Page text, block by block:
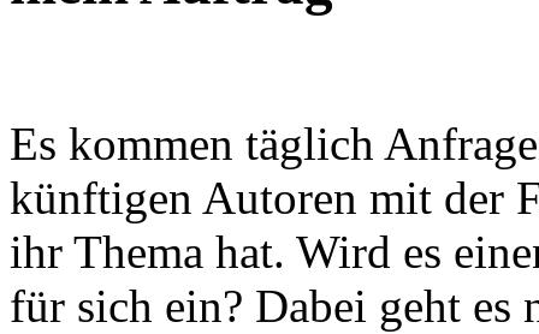
Es kommen täglich
künftigen Autoren mit der
ihr Thema hat. Wird es
für sich ein? Dabei geht